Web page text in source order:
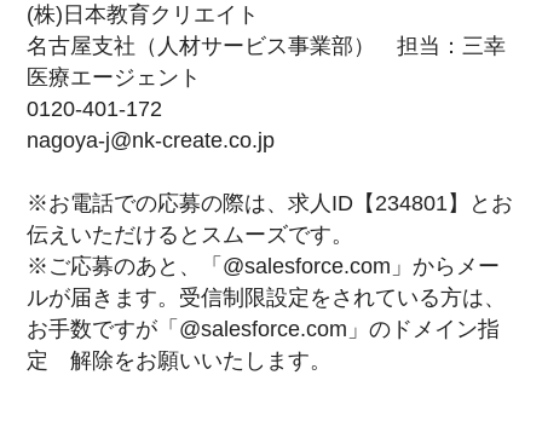
(株)日本教育クリエイト
名古屋支社（人材サービス事業部） 担当：三幸
医療エージェント
0120-401-172
nagoya-j@nk-create.co.jp
※お電話での応募の際は、求人ID【234801】とお
伝えいただけるとスムーズです。
※ご応募のあと、「@salesforce.com」からメー
ルが届きます。受信制限設定をされている方は、
お手数ですが「@salesforce.com」のドメイン指
定 解除をお願いいたします。